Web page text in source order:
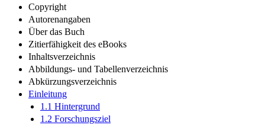
Copyright
Autorenangaben
Über das Buch
Zitierfähigkeit des eBooks
Inhaltsverzeichnis
Abbildungs- und Tabellenverzeichnis
Abkürzungsverzeichnis
Einleitung
1.1 Hintergrund
1.2 Forschungsziel